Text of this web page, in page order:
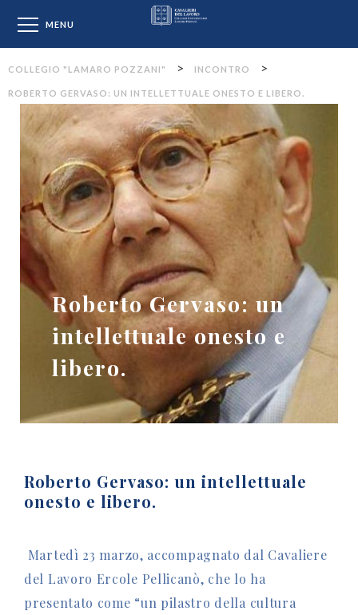
MENU
COLLEGIO "LAMARO POZZANI" > INCONTRO >
ROBERTO GERVASO: UN INTELLETTUALE ONESTO E LIBERO.
Roberto Gervaso: un
intellettuale onesto e
libero.
Roberto Gervaso: un intellettuale
onesto e libero.
Martedì 23 marzo, accompagnato dal Cavaliere
del Lavoro Ercole Pellicanò, che lo ha
presentato come “un pilastro della cultura